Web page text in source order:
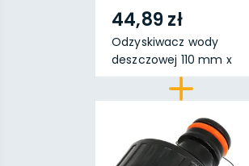
44,89 zł
Odzyskiwacz wody
deszczowej 110 mm x
1''...